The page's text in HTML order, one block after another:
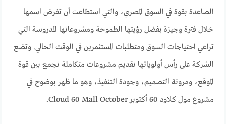
الصاعدة بقوة في السوق المصري، والتي استطاعت أن تفرض اسمها
خلال فترة وجيزة بفضل رؤيتها الطموحة ومشروعاتها المدروسة التي
تراعي احتياجات السوق ومتطلبات المستثمرين في الوقت الحالي. وتضع
الشركة على رأس أولوياتها تقديم مشروعات متكاملة تجمع بين قوة
الموقع، ومرونة التصميم، وجودة التنفيذ، وهو ما ظهر بوضوح في
مشروع مول كلاود 60 أكتوبر Cloud 60 Mall October.